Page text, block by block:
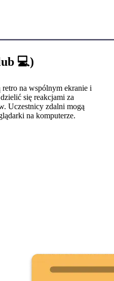
💻)
retro na wspólnym ekranie i
się reakcjami za
Uczestnicy zdalni mogą
na komputerze.